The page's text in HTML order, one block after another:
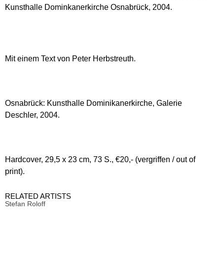
Kunsthalle Dominkanerkirche Osnabrück, 2004.
Mit einem Text von Peter Herbstreuth.
Osnabrück: Kunsthalle Dominikanerkirche, Galerie
Deschler, 2004.
Hardcover, 29,5 x 23 cm, 73 S., €20,- (vergriffen / out of
print).
RELATED ARTISTS
Stefan Roloff